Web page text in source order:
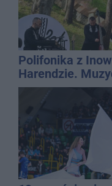
Polifonika z
Harendzie.
Kasprowicza